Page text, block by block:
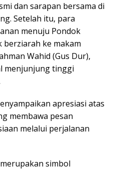
dan sarapan bersama di
Setelah itu, para
menuju Pondok
ke makam
Wahid (Gus Dur),
menjunjung tinggi
apresiasi atas
membawa pesan
melalui perjalanan
simbol